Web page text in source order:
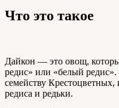
Что это такое
Дайкон — это овощ,
редис» или «белый
семейству Крестоцветных,
редиса и редьки.